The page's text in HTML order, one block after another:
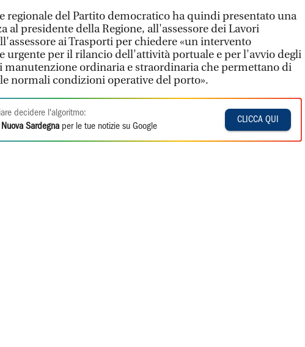
regionale del Partito democratico ha quindi presentato una
al presidente della Regione, all'assessore dei Lavori
ai Trasporti per chiedere «un intervento
urgente per il rilancio dell'attività portuale e per l'avvio degli
manutenzione ordinaria e straordinaria che permettano di
normali condizioni operative del porto».
decidere l'algoritmo:
Nuova Sardegna per le tue notizie su Google
CLICCA QUI